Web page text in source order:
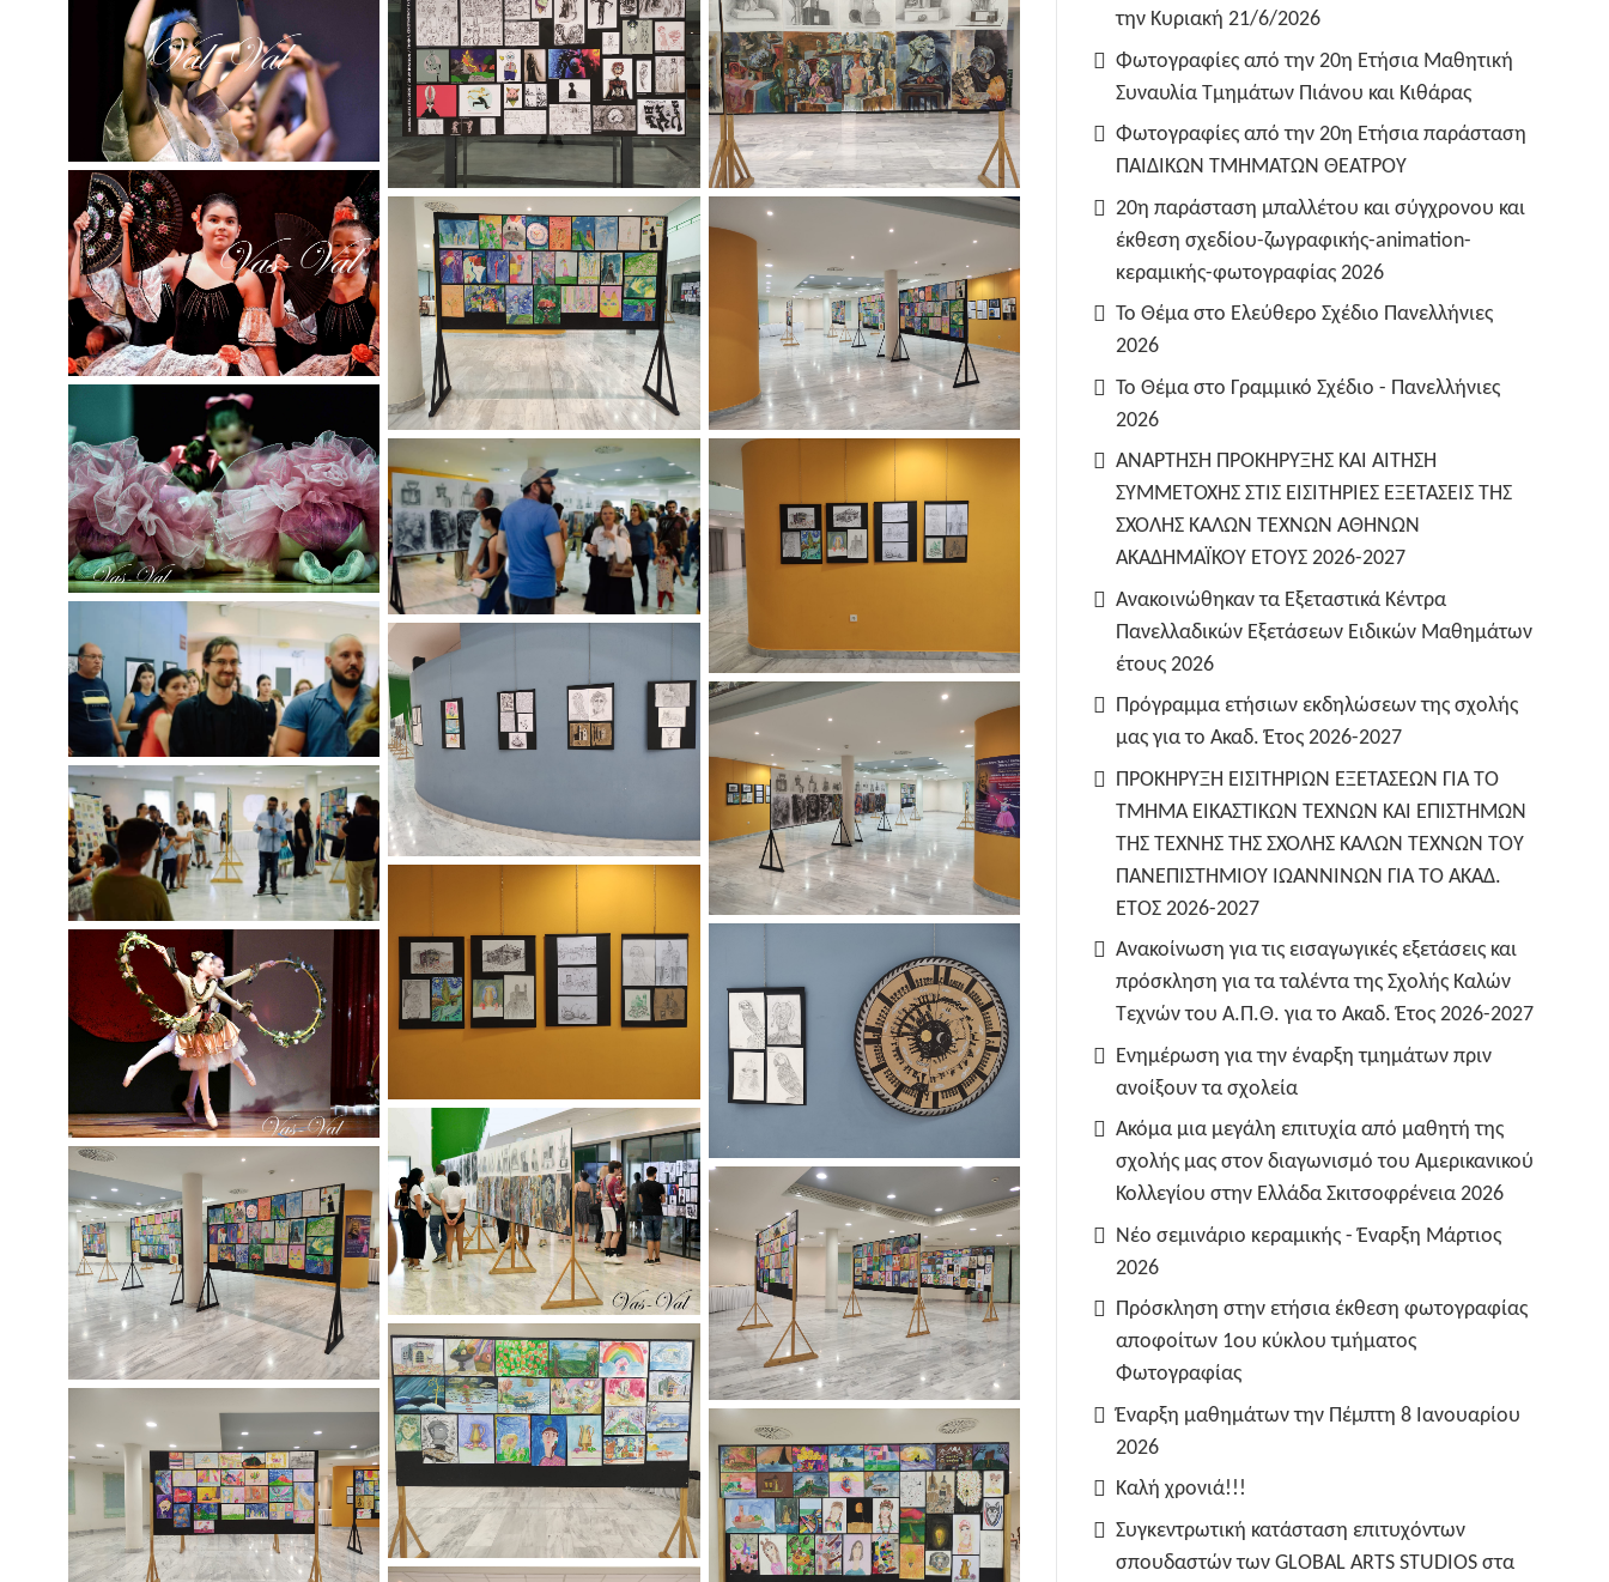
την Κυριακή 21/6/2026
Φωτογραφίες από την 20η Ετήσια Μαθητική
Συναυλία Τμημάτων Πιάνου και Κιθάρας
Φωτογραφίες από την 20η Ετήσια παράσταση
ΠΑΙΔΙΚΩΝ ΤΜΗΜΑΤΩΝ ΘΕΑΤΡΟΥ
20η παράσταση μπαλλέτου και σύγχρονου και
έκθεση σχεδίου-ζωγραφικής-animation-
κεραμικής-φωτογραφίας 2026
Το Θέμα στο Ελεύθερο Σχέδιο Πανελλήνιες
2026
Το Θέμα στο Γραμμικό Σχέδιο - Πανελλήνιες
2026
ΑΝΑΡΤΗΣΗ ΠΡΟΚΗΡΥΞΗΣ ΚΑΙ ΑΙΤΗΣΗ
ΣΥΜΜΕΤΟΧΗΣ ΣΤΙΣ ΕΙΣΙΤΗΡΙΕΣ ΕΞΕΤΑΣΕΙΣ ΤΗΣ
ΣΧΟΛΗΣ ΚΑΛΩΝ ΤΕΧΝΩΝ ΑΘΗΝΩΝ
ΑΚΑΔΗΜΑΪΚΟΥ ΕΤΟΥΣ 2026-2027
Ανακοινώθηκαν τα Εξεταστικά Κέντρα
Πανελλαδικών Εξετάσεων Ειδικών Μαθημάτων
έτους 2026
Πρόγραμμα ετήσιων εκδηλώσεων της σχολής
μας για το Ακαδ. Έτος 2026-2027
ΠΡΟΚΗΡΥΞΗ ΕΙΣΙΤΗΡΙΩΝ ΕΞΕΤΑΣΕΩΝ ΓΙΑ ΤO
TMHMA ΕΙΚΑΣΤΙΚΩΝ ΤΕΧΝΩΝ ΚΑΙ ΕΠΙΣΤΗΜΩΝ
ΤΗΣ ΤΕΧΝΗΣ ΤΗΣ ΣΧΟΛΗΣ ΚΑΛΩΝ ΤΕΧΝΩΝ ΤΟΥ
ΠΑΝΕΠΙΣΤΗΜΙΟΥ ΙΩΑΝΝΙΝΩΝ ΓΙΑ ΤΟ ΑΚΑΔ.
ΕΤΟΣ 2026-2027
Ανακοίνωση για τις εισαγωγικές εξετάσεις και
πρόσκληση για τα ταλέντα της Σχολής Καλών
Τεχνών του Α.Π.Θ. για το Ακαδ. Έτος 2026-2027
Ενημέρωση για την έναρξη τμημάτων πριν
ανοίξουν τα σχολεία
Ακόμα μια μεγάλη επιτυχία από μαθητή της
σχολής μας στον διαγωνισμό του Αμερικανικού
Κολλεγίου στην Ελλάδα Σκιτσοφρένεια 2026
Νέο σεμινάριο κεραμικής - Έναρξη Μάρτιος
2026
Πρόσκληση στην ετήσια έκθεση φωτογραφίας
αποφοίτων 1ου κύκλου τμήματος
Φωτογραφίας
Έναρξη μαθημάτων την Πέμπτη 8 Ιανουαρίου
2026
Καλή χρονιά!!!
Συγκεντρωτική κατάσταση επιτυχόντων
σπουδαστών των GLOBAL ARTS STUDIOS στα